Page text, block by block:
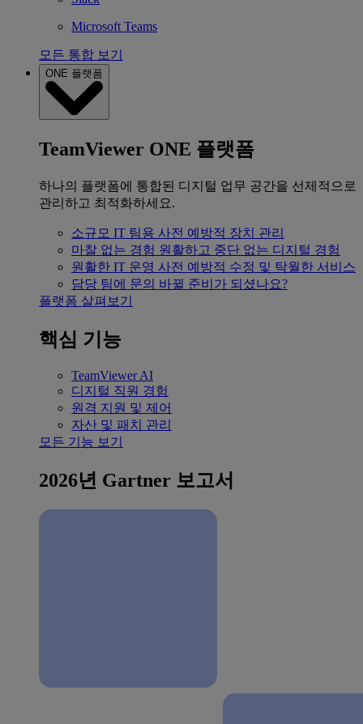
Microsoft Teams
모든 통합 보기
ONE 플랫폼
TeamViewer ONE 플랫폼
하나의 플랫폼에 통합된 디지털 업무 공간을 선제적으로
관리하고 최적화하세요.
소규모 IT 팀용 사전 예방적 장치 관리
마찰 없는 경험 원활하고 중단 없는 디지털 경험
원활한 IT 운영 사전 예방적 수정 및 탁월한 서비스
담당 팀에 문의 바뀔 준비가 되셨나요?
플랫폼 살펴보기
핵심 기능
TeamViewer AI
디지털 직원 경험
원격 지원 및 제어
자산 및 패치 관리
모든 기능 보기
2026년 Gartner 보고서